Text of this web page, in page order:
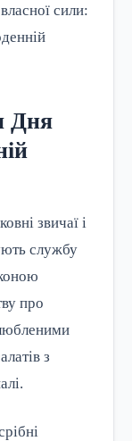
сили:
Дня
звичаї і
службу
про
з